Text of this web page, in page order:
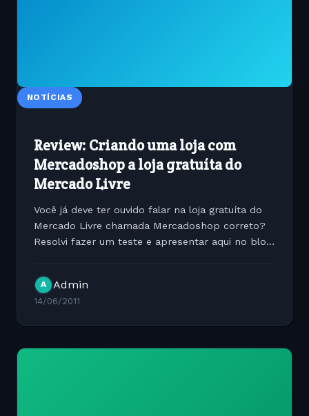
NOTÍCIAS
Review: Criando uma loja com
Mercadoshop a loja gratuíta do
Mercado Livre
Você já deve ter ouvido falar na loja gratuíta do
Mercado Livre chamada Mercadoshop correto?
Resolvi fazer um teste e apresentar aqui no blog
sistema de...
A Admin
14/06/2011